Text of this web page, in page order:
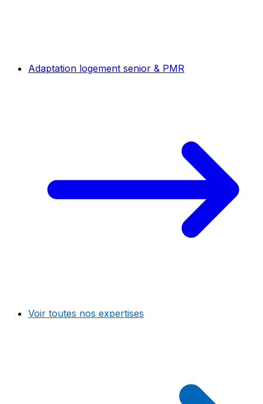
Adaptation logement senior & PMR
Voir toutes nos expertises